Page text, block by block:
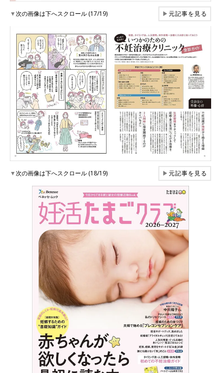
▼次の画像は下へスクロール (17/19) ▶元記事を見る
▼次の画像は下へスクロール (18/19) ▶元記事を見る